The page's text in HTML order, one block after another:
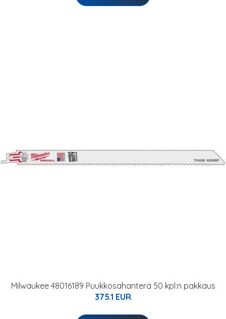
Milwaukee 48016189 Puukkosahanterä 50 kpl:n pakkaus
375.1 EUR